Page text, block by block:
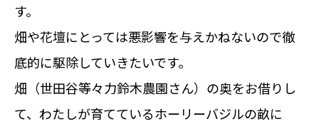
す。
畑や花壇にとっては悪影響を与えかねないので徹
底的に駆除していきたいです。
畑（世田谷等々力鈴木農園さん）の奥をお借りし
て、わたしが育てているホーリーバジルの畝に